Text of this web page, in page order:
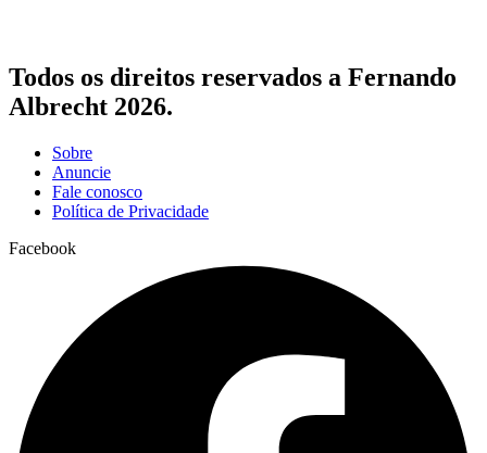
Todos os direitos reservados a Fernando
Albrecht 2026.
Sobre
Anuncie
Fale conosco
Política de Privacidade
Facebook